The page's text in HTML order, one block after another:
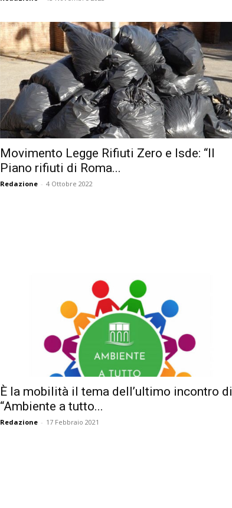
Movimento Legge Rifiuti Zero e Isde: “Il
Piano rifiuti di Roma...
Redazione - 4 Ottobre 2022
È la mobilità il tema dell’ultimo incontro di
“Ambiente a tutto...
Redazione - 17 Febbraio 2021